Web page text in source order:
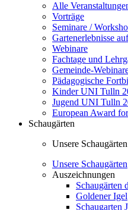
Alle
Vorträge
Seminare /
Gartenerlebnisse
Webinare
Fachtage und
Gemeinde-
Pädagogische
Kinder UNI Tulln
Jugend UNI Tulln
European Award
Schaugärten
Unsere
Unsere Schaugärten
Auszeichnungen
Schaugärten
Goldener Igel
Schaugarten